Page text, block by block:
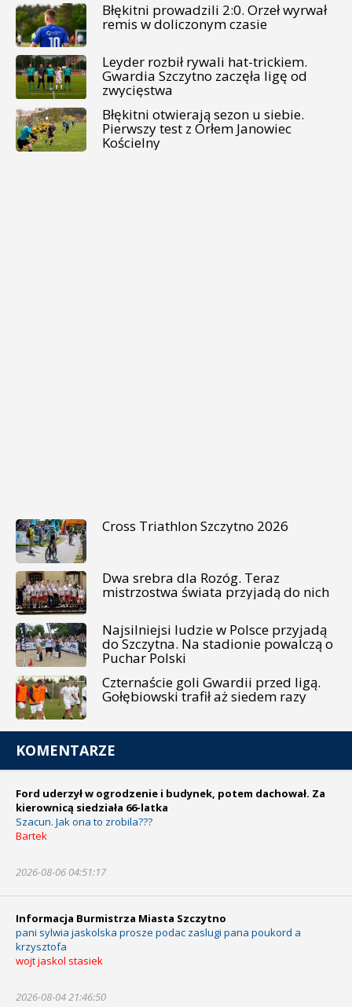
Błękitni prowadzili 2:0. Orzeł wyrwał
remis w doliczonym czasie
Leyder rozbił rywali hat-trickiem.
Gwardia Szczytno zaczęła ligę od
zwycięstwa
Błękitni otwierają sezon u siebie.
Pierwszy test z Orłem Janowiec
Kościelny
Cross Triathlon Szczytno 2026
Dwa srebra dla Rozóg. Teraz
mistrzostwa świata przyjadą do nich
Najsilniejsi ludzie w Polsce przyjadą
do Szczytna. Na stadionie powalczą o
Puchar Polski
Czternaście goli Gwardii przed ligą.
Gołębiowski trafił aż siedem razy
KOMENTARZE
Ford uderzył w ogrodzenie i budynek, potem dachował. Za
kierownicą siedziała 66-latka
Szacun. Jak ona to zrobila???
Bartek
2026-08-06 04:51:17
Informacja Burmistrza Miasta Szczytno
pani sylwia jaskolska prosze podac zaslugi pana poukord a
krzysztofa
wojt jaskol stasiek
2026-08-04 21:46:50